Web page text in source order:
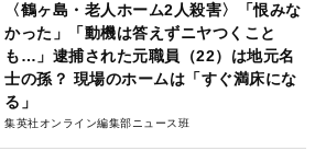
〈鶴ヶ島・老人ホーム2人殺害〉「恨みな
かった」「動機は答えずニヤつくこと
も…」逮捕された元職員（22）は地元名
士の孫？ 現場のホームは「すぐ満床にな
る」
集英社オンライン編集部ニュース班